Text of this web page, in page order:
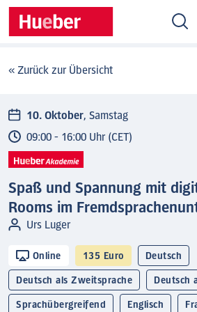
« Zurück zur Übersicht
10. Oktober, Samstag
09:00 - 16:00 Uhr (CET)
Spaß und Spannung mit
Rooms im
Urs Luger
Online 135 Euro Deutsch
Deutsch als Zweitsprache Deutsch
Sprachübergreifend Englisch